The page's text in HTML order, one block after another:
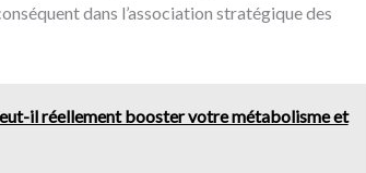
dans l’association stratégique des
il réellement booster votre métabolisme et